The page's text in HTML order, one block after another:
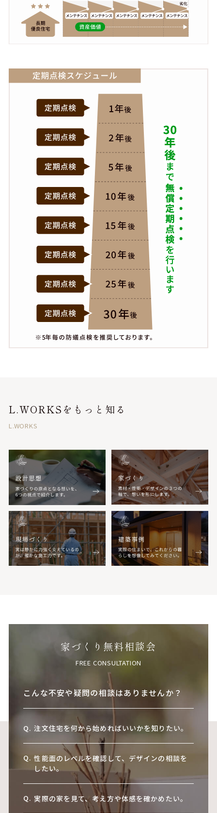
L.WORKSをもっと知る
L.WORKS
家づくり無料相談会
FREE CONSULTATION
こんな不安や疑問の相談はありませんか？
注文住宅を何から始めればいいかを知りたい。
性能面のレベルを確認して、デザインの相談を
したい。
実際の家を見て、考え方や体感を確かめたい。